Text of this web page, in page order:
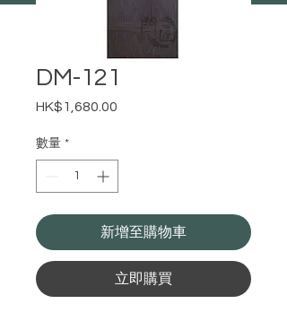
DM-121
HK$1,680.00
數量 *
新增至購物車
立即購買